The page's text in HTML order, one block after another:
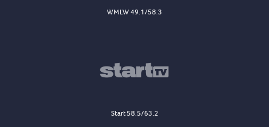
WMLW 49.1/58.3
Start 58.5/63.2